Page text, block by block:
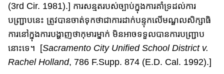
(3rd Cir. 1981).] ការសន្មតរបស់ច្បាប់​ក្នុងការគាំទ្រ​ដល់​ការ
បញ្ជ្រាបនេះ​​ ត្រូវបានចាត់ទុក​ថា​ជា​ការ​ដាក់​បន្ទុក​លើ​មណ្ឌល​សិក្សា​ធិ
ការនៅ​ក្នុងការ​បង្ហាញថាកុមារម្នាក់ ​មិនអាចទទួល​បានការ​បញ្ជ្រាប
នោះទេ​។ [Sacramento City Unified School District v.
Rachel Holland, 786 F.Supp. 874 (E.D. Cal. 1992).]